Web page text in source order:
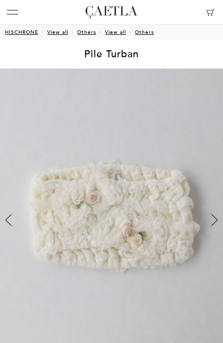
HISCHRONE View all Others View all Others
Pile Turban